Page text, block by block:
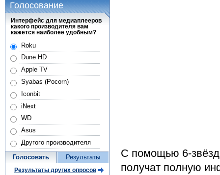
С помощью 6-
получат полную
Голосование
Интерфейс для медиаплееров
какого производителя вам
кажется наиболее удобным?
Roku
Dune HD
Apple TV
Syabas (Pocorn)
Iconbit
iNext
WD
Asus
Другого производителя
Голосовать Результаты
Результаты других опросов